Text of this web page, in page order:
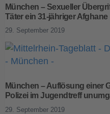
München – Sexueller
Täter ein 31-jähriger Afghane
29. September 2019
München – Auflösung einer
Polizei im Jugendtreff
29. September 2019